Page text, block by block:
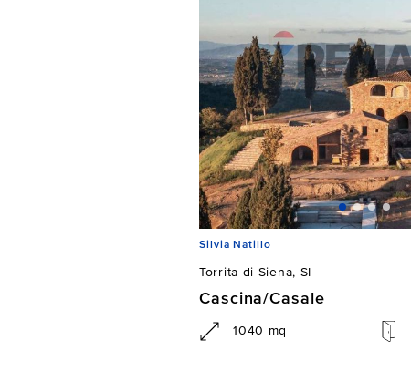
Silvia Natillo
Torrita di Siena, SI
Cascina/Casale
1040 mq